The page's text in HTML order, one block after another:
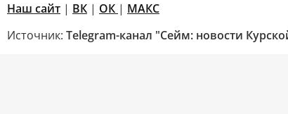
Наш сайт | ВК | ОК | МАКС
Источник: Telegram-канал "Сейм: новости